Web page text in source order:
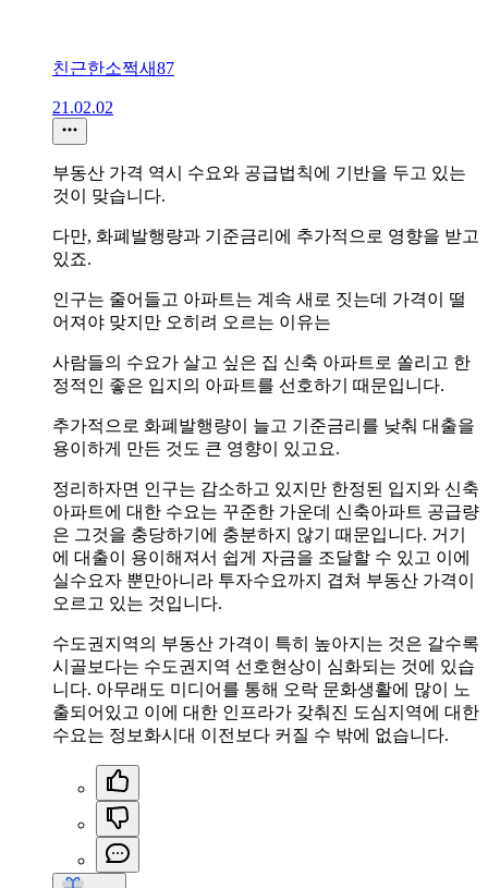
친근한소쩍새87
21.02.02
부동산 가격 역시 수요와 공급법칙에 기반을 두고 있는
것이 맞습니다.
다만, 화폐발행량과 기준금리에 추가적으로 영향을 받고
있죠.
인구는 줄어들고 아파트는 계속 새로 짓는데 가격이 떨
어져야 맞지만 오히려 오르는 이유는
사람들의 수요가 살고 싶은 집 신축 아파트로 쏠리고 한
정적인 좋은 입지의 아파트를 선호하기 때문입니다.
추가적으로 화폐발행량이 늘고 기준금리를 낮춰 대출을
용이하게 만든 것도 큰 영향이 있고요.
정리하자면 인구는 감소하고 있지만 한정된 입지와 신축
아파트에 대한 수요는 꾸준한 가운데 신축아파트 공급량
은 그것을 충당하기에 충분하지 않기 때문입니다. 거기
에 대출이 용이해져서 쉽게 자금을 조달할 수 있고 이에
실수요자 뿐만아니라 투자수요까지 겹쳐 부동산 가격이
오르고 있는 것입니다.
수도권지역의 부동산 가격이 특히 높아지는 것은 갈수록
시골보다는 수도권지역 선호현상이 심화되는 것에 있습
니다. 아무래도 미디어를 통해 오락 문화생활에 많이 노
출되어있고 이에 대한 인프라가 갖춰진 도심지역에 대한
수요는 정보화시대 이전보다 커질 수 밖에 없습니다.